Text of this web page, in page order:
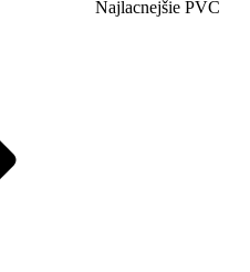
Najlacnejšie PVC